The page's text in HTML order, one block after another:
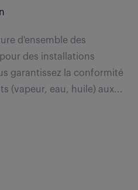
d'ensemble des
des installations
garantissez la conformité
(vapeur, eau, huile) aux...